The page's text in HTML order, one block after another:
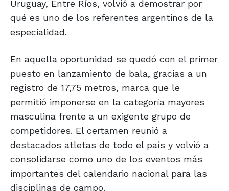
Uruguay, Entre Ríos, volvió a demostrar por
qué es uno de los referentes argentinos de la
especialidad.
En aquella oportunidad se quedó con el primer
puesto en lanzamiento de bala, gracias a un
registro de 17,75 metros, marca que le
permitió imponerse en la categoría mayores
masculina frente a un exigente grupo de
competidores. El certamen reunió a
destacados atletas de todo el país y volvió a
consolidarse como uno de los eventos más
importantes del calendario nacional para las
disciplinas de campo.